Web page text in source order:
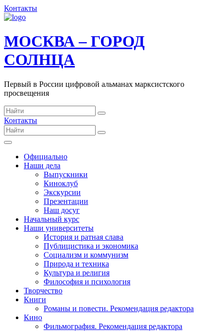
Контакты
МОСКВА – ГОРОД
СОЛНЦА
Первый в России цифровой альманах марксистского
просвещения
Контакты
Официально
Наши дела
Выпускники
Киноклуб
Экскурсии
Презентации
Наш досуг
Начальный курс
Наши университеты
История и ратная слава
Публицистика и экономика
Социализм и коммунизм
Природа и техника
Культура и религия
Философия и психология
Творчество
Книги
Романы и повести. Рекомендация редактора
Кино
Фильмография. Рекомендация редактора